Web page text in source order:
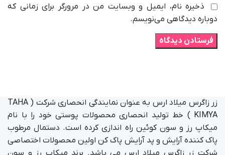
ذخیره نام، ایمیل و وبسایت من در مرورگر برای زمانی که
دوباره دیدگاهی می‌نویسم.
زر زاگرس میلاد ارس به عنوان نمایندگی انحصاری شرکت ( TAHA
KIMYA ) خط تولید انحصاری محصولات پوستی خود را با نام
میکاپ رز و سون کوئین راه اندازی کرده است. دستمال مرطوب
پاک کننده آرایش و پد آرایش پاک کن اولین محصولات اختصاصی
شرکت زر زاگرس میلاد ارس می باشد. برند میکاپ رز و سون